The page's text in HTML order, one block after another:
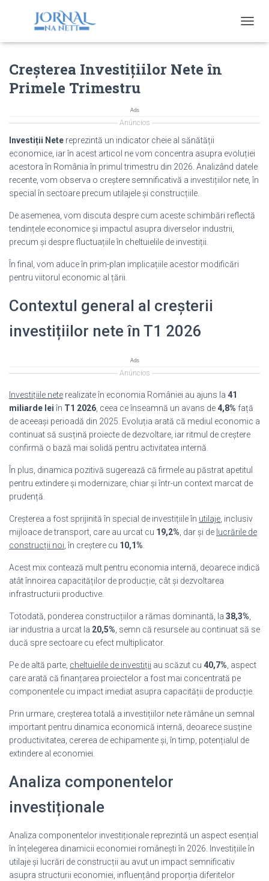
O
V
A
T
I
Creșterea Investițiilor Nete în
Primele Trimestru
Ads
Anúncios
Investiții Nete reprezintă un indicator cheie al sănătății
economice, iar în acest articol ne vom concentra asupra evoluției
acestora în România în primul trimestru din 2026. Analizând datele
recente, vom observa o creștere semnificativă a investițiilor nete, în
special în sectoare precum utilajele și construcțiile.
De asemenea, vom discuta despre cum aceste schimbări reflectă
tendințele economice și impactul asupra diverselor industrii,
precum și despre fluctuațiile în cheltuielile de investiții.
În final, vom aduce în prim-plan implicațiile acestor modificări
pentru viitorul economic al țării.
Contextul general al creșterii
investițiilor nete în T1 2026
Ads
Anúncios
Investițiile nete realizate în economia României au ajuns la 41
miliarde lei în T1 2026 , ceea ce înseamnă un avans de4,8% față
de aceeași perioadă din 2025. Evoluția arată că mediul economic a
continuat să susțină proiecte de dezvoltare, iar ritmul de creștere
confirmă o bază mai solidă pentru activitatea internă.
În plus, dinamica pozitivă sugerează că firmele au păstrat apetitul
pentru extindere și modernizare, chiar și într-un context marcat de
prudență.
Creșterea a fost sprijinită în special de investițiile în utilaje , inclusiv
mijloace de transport, care au urcat cu 19,2% , dar și de lucrările de
construcții noi , în creștere cu 10,1%
Acest mix contează mult pentru economia internă, deoarece indică
atât înnoirea capacităților de producție, cât și dezvoltarea
infrastructurii productive.
Totodată, ponderea construcțiilor a rămas dominantă, la 38,3%
iar industria a urcat la 20,5% , semn că resursele au continuat să se
ducă spre sectoare cu efect multiplicator.
Pe de altă parte, cheltuielile de investiții au scăzut cu 40,7% , aspect
care arată că finanțarea proiectelor a fost mai concentrată pe
componentele cu impact imediat asupra capacității de producție.
Prin urmare, creșterea totală a investițiilor nete rămâne un semnal
important pentru dinamica economică internă, deoarece susține
productivitatea, cererea de echipamente și, în timp, potențialul de
extindere al economiei.
Analiza componentelor
investiționale
Analiza componentelor investiționale reprezintă un aspect esențial
în înțelegerea dinamicii economiei românești în 2026. Investițiile în
utilaje și lucrări de construcții au avut un impact semnificativ
asupra structurii economiei, influențând proporția diferitelor